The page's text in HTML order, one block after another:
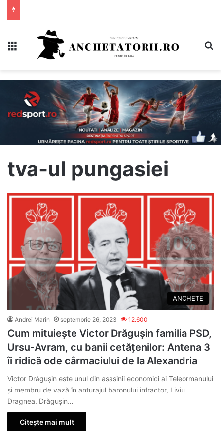
tva-ul pungasiei
ANCHETE
Andrei Marin septembrie 26, 2023 12.600
Cum mituiește Victor Drăgușin familia PSD,
Ursu-Avram, cu banii cetățenilor: Antena 3
îi ridică ode cârmaciului de la Alexandria
Victor Drăgușin este unul din asasinii economici ai Teleormanului
și membru de vază în anturajul baronului infractor, Liviu
Dragnea. Drăgușin…
Citește mai mult